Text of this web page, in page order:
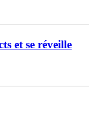
et se réveille